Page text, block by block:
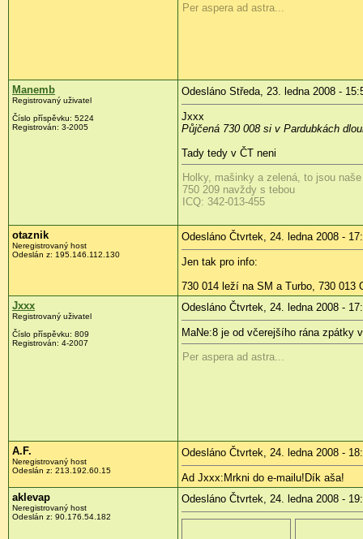
Per aspera ad astra...
Manemb
Registrovaný uživatel
Číslo příspěvku: 5224
Registrován: 3-2005
Odesláno Středa, 23. ledna 2008 -
Jxxx
Půjčená 730 008 si v Pardubkách
Tady tedy v ČT neni
Holky, mašinky a zelená, to jsou
750 209 navždy s tebou
ICQ: 342-013-455
otaznik
Neregistrovaný host
Odeslán z: 195.146.112.130
Odesláno Čtvrtek, 24. ledna 2008 -
Jen tak pro info:
730 014 leží na SM a Turbo, 730 013
Jxxx
Registrovaný uživatel
Číslo příspěvku: 809
Registrován: 4-2007
Odesláno Čtvrtek, 24. ledna 2008 -
MaNe:8 je od včerejšího rána zpátky
Per aspera ad astra...
A.F.
Neregistrovaný host
Odeslán z: 213.192.60.15
Odesláno Čtvrtek, 24. ledna 2008 -
Ad Jxxx:Mrkni do e-mailu!Dík aša!
aklevap
Neregistrovaný host
Odeslán z: 90.176.54.182
Odesláno Čtvrtek, 24. ledna 2008 -